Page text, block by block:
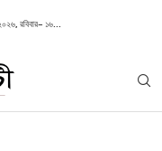
রবিবার– ১৬...